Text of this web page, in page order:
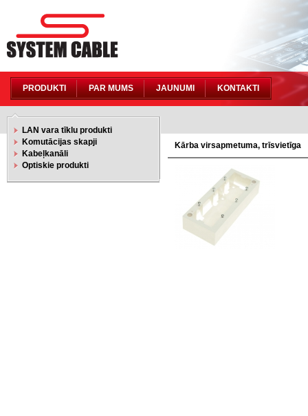
PRODUKTI PAR MUMS JAUNUMI KONTAKTI
LAN vara tīklu produkti
Komutācijas skapji
Kabeļkanāli
Optiskie produkti
Kārba virsapmetuma, trīsvietīga